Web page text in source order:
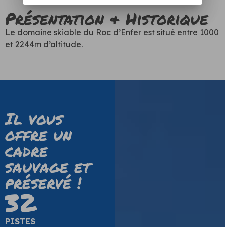
Présentation & Historique
​Le domaine skiable du Roc d’Enfer est situé entre 1000
et 2244m d’altitude.
Il vous
offre un
cadre
sauvage et
préservé !
32
PISTES